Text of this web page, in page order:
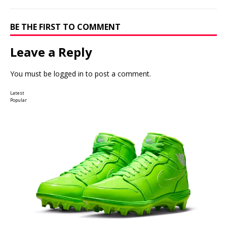
BE THE FIRST TO COMMENT
Leave a Reply
You must be logged in to post a comment.
Latest
Popular